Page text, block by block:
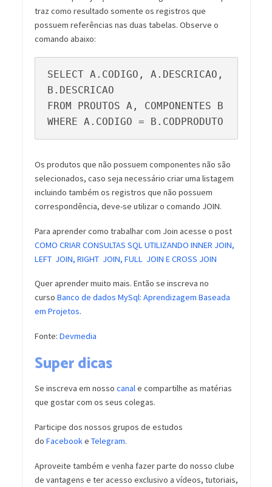
traz como resultado somente os registros que
possuem referências nas duas tabelas. Observe o
comando abaixo:
SELECT A.CODIGO, A.DESCRICAO,
B.DESCRICAO
FROM PROUTOS A, COMPONENTES B
WHERE A.CODIGO = B.CODPRODUTO
Os produtos que não possuem componentes não são
selecionados, caso seja necessário criar uma listagem
incluindo também os registros que não possuem
correspondência, deve-se utilizar o comando JOIN.
Para aprender como trabalhar com Join acesse o post
COMO CRIAR CONSULTAS SQL UTILIZANDO INNER JOIN,
LEFT JOIN, RIGHT JOIN, FULL JOIN E CROSS JOIN
Quer aprender muito mais. Então se inscreva no
curso Banco de dados MySql: Aprendizagem Baseada
em Projetos.
Fonte: Devmedia
Super dicas
Se inscreva em nosso canale compartilhe as matérias
que gostar com os seus colegas.
Participe dos nossos grupos de estudos
do Facebooke Telegram.
Aproveite também e venha fazer parte do nosso clube
de vantagens e ter acesso exclusivo a vídeos, tutoriais,